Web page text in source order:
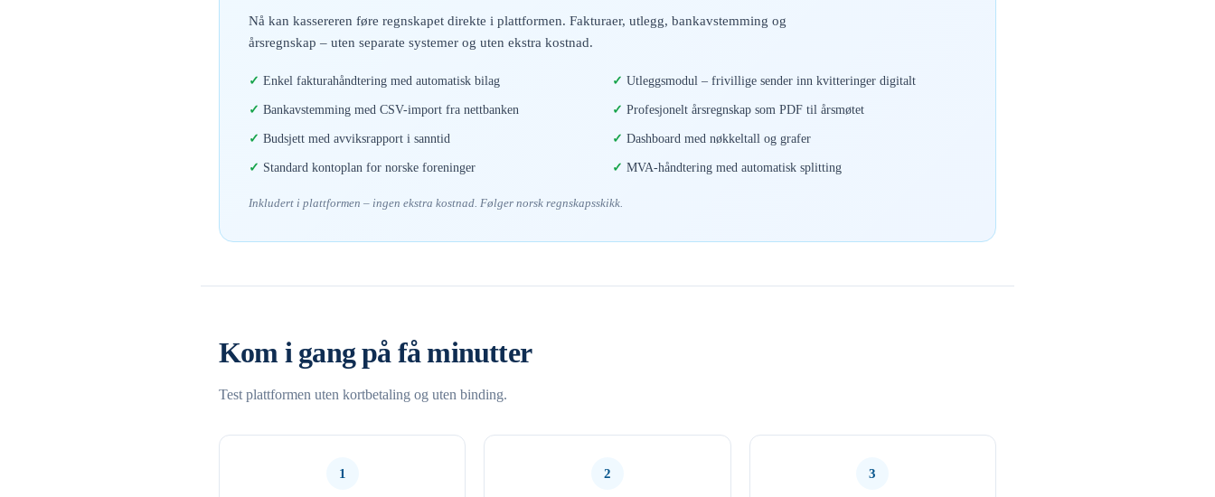
Nå kan kassereren føre regnskapet direkte i plattformen. Fakturaer, utlegg, bankavstemming og
årsregnskap – uten separate systemer og uten ekstra kostnad.
Enkel fakturahåndtering med automatisk bilag Utleggsmodul – frivillige sender inn kvitteringer digitalt
Bankavstemming med CSV-import fra nettbanken Profesjonelt årsregnskap som PDF til årsmøtet
Budsjett med avviksrapport i sanntid Dashboard med nøkkeltall og grafer
Standard kontoplan for norske foreninger MVA-håndtering med automatisk splitting
Inkludert i plattformen – ingen ekstra kostnad. Følger norsk regnskapsskikk.
Kom i gang på få minutter
Test plattformen uten kortbetaling og uten binding.
1 2 3